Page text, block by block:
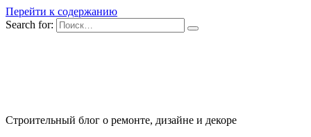
Перейти к содержанию
Search for:
Строительный блог о ремонте, дизайне и декоре